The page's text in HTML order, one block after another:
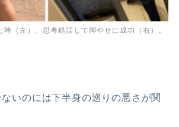
（左）。思考錯誤して脚やせに成功（右）。
いのには下半身の巡りの悪さが関